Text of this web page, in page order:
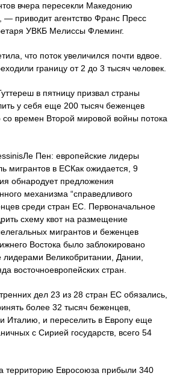
вчера пересекли Македонию
— приводит агентство Франс Пресс
УВКБ Мелиссы Флеминг.
что поток увеличился почти вдвое.
границу от 2 до 3 тысяч человек.
в пятницу призвал страны
у себя еще 200 тысяч беженцев
времен Второй мировой войны потока
Пен: европейские лидеры
мигрантов в ЕСКак ожидается, 9
обнародует предложения
механизма “справедливого
среди стран ЕС. Первоначальное
схему квот на размещение
мигрантов и беженцев
Востока было заблокировано
Великобритании, Дании,
восточноевропейских стран.
дел 23 из 28 стран ЕС обязались,
более 32 тысяч беженцев,
Италию, и переселить в Европу еще
с Сирией государств, всего 54
территорию Евросоюза прибыли 340